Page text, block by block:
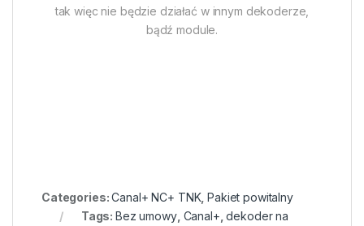
tak więc nie będzie działać w innym dekoderze,
bądź module.
Categories:Canal+ NC+ TNK,Pakiet powitalny
Tags:Bez umowy, Canal+ ,dekoder na